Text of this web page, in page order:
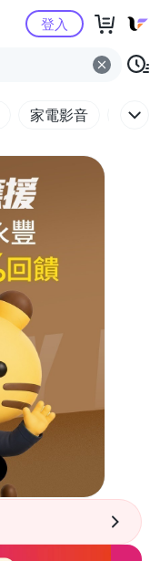
購物中心
登入
家電影音 電腦